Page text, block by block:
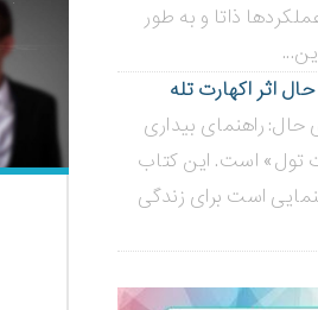
ذاتا و به طور
اثر اکهارت تله
راهنمای بیداری
تول» است. این کتاب
است برای زندگی